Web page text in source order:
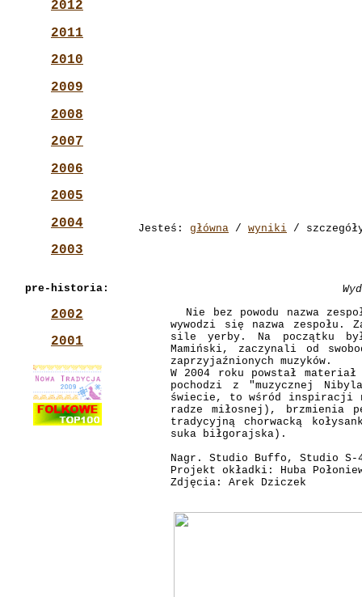
2012
2011
2010
2009
2008
2007
2006
2005
2004
2003
pre-historia:
2002
2001
Jesteś: główna / wyniki /
Nie bez powodu nazwa
wywodzi się nazwa zespołu.
sile yerby. Na początku
Mamiński, zaczynali od
zaprzyjaźnionych muzyków.
W 2004 roku powstał
pochodzi z "muzycznej
świecie, to wśród inspiracji
radze miłosnej),
tradycyjną chorwacką
suka biłgorajska).
Nagr. Studio Buffo, Studio S-
Projekt okładki: Huba
Zdjęcia: Arek Dziczek